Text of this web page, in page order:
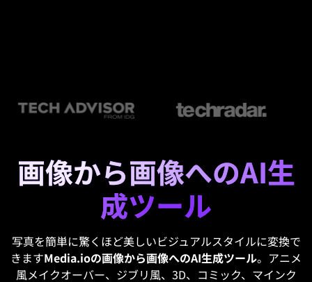
画像から画像へのAI生
成ツール
写真を簡単に驚くほど美しいビジュアルスタイルに変換で
きますMedia.ioの画像から画像へのAI生成ツール。アニメ
風メイクオーバー、ジブリ風、3D、コミック、マインク